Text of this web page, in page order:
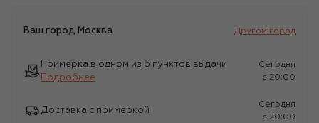
Ваш город Москва Другой город
Примерка в одном из 6 пунктов выдачи
Подробнее
Сегодня
c 20:00
Доставка с примеркой
Сегодня
c 20:00